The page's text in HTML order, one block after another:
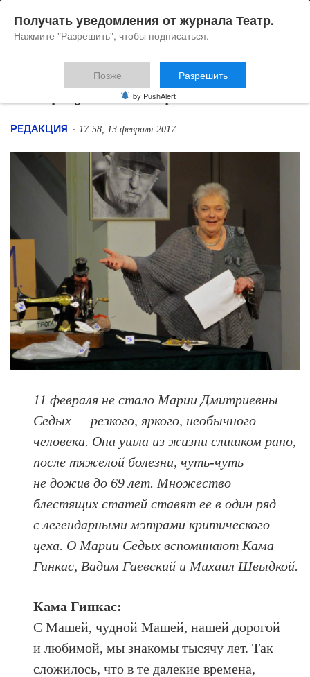
Остроумный критик
РЕДАКЦИЯ 17:58, 13 февраля 2017
11 февраля не стало Марии Дмитриевны
Седых — резкого, яркого, необычного
человека. Она ушла из жизни слишком рано,
после тяжелой болезни, чуть-чуть
не дожив до 69 лет. Множество
блестящих статей ставят ее в один ряд
с легендарными мэтрами критического
цеха. О Марии Седых вспоминают Кама
Гинкас, Вадим Гаевский и Михаил Швыдкой.
Кама Гинкас:
С Машей, чудной Машей, нашей дорогой
и любимой, мы знакомы тысячу лет. Так
сложилось, что в те далекие времена,
Получать уведомления от журнала Театр.
Нажмите "Разрешить", чтобы подписаться.
Позже Разрешить
by PushAlert